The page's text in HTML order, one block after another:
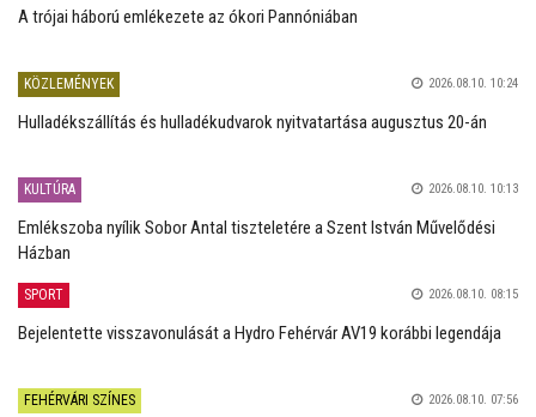
A trójai háború emlékezete az ókori Pannóniában
KÖZLEMÉNYEK 2026.08.10. 10:24
Hulladékszállítás és hulladékudvarok nyitvatartása augusztus 20-án
KULTÚRA 2026.08.10. 10:13
Emlékszoba nyílik Sobor Antal tiszteletére a Szent István Művelődési
Házban
SPORT 2026.08.10. 08:15
Bejelentette visszavonulását a Hydro Fehérvár AV19 korábbi legendája
FEHÉRVÁRI SZÍNES 2026.08.10. 07:56